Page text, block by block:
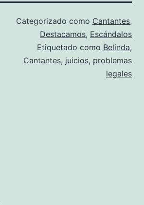
Categorizado como Cantantes,
Destacamos, Escándalos
Etiquetado como Belinda,
Cantantes, juicios, problemas
legales